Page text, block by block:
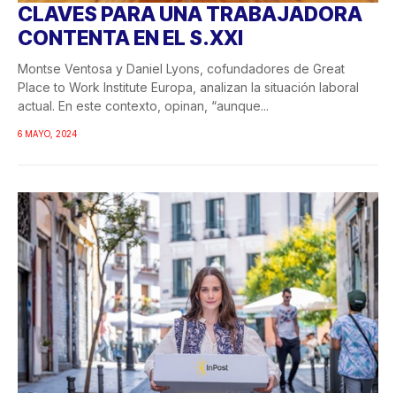
CLAVES PARA UNA TRABAJADORA
CONTENTA EN EL S.XXI
Montse Ventosa y Daniel Lyons, cofundadores de Great
Place to Work Institute Europa, analizan la situación laboral
actual. En este contexto, opinan, “aunque...
6 MAYO, 2024